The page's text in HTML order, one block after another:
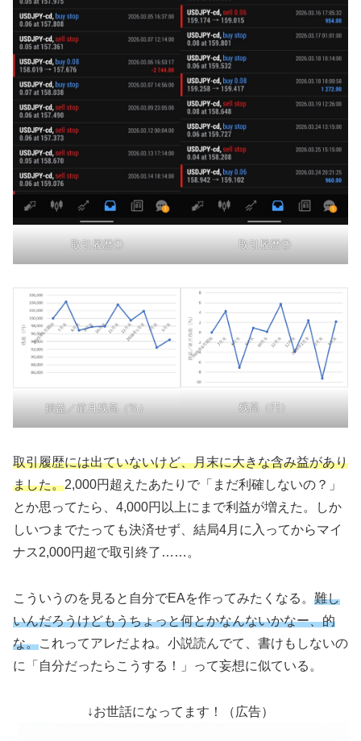
取引履歴① 取引履歴②
損益／前月残高（%） 残高（円）
取引履歴には出ていないけど、月末に大きな含み益があり
ました。2,000円超えたあたりで「まだ利確しないの？」
とか思ってたら、4,000円以上にまで利益が増えた。しか
しいつまでたっても決済せず、結局4月に入ってからマイ
ナス2,000円超で取引終了……。
こういうのを見ると自分でEAを作ってみたくなる。 難し
いんだろうけどもうちょっと何とかなんないかなー、的
な。これってアレだよね。小説読んでて、書けもしないの
に「自分だったらこうする！」って妄想に似ている。
↓お世話になってます！（広告）